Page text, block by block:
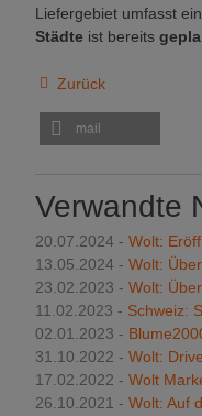
Liefergebiet umfasst
Städte ist bereits
Zurück
mail
Verwandte
20.07.2024 - Wolt:
13.05.2024 - Wolt:
23.02.2023 - Wolt:
11.02.2023 - Schweiz:
02.01.2023 -
31.10.2022 - Wolt:
17.02.2022 - Wolt
26.10.2021 - Wolt: Auf